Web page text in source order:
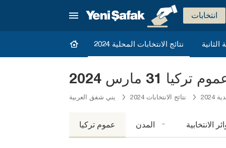
انتخابات
نتائج الانتخابات المحلية 2024
31 مارس 2024
يني شفق العربية نتائج الانتخابات 2024
عموم تركيا المدن الانتخابية